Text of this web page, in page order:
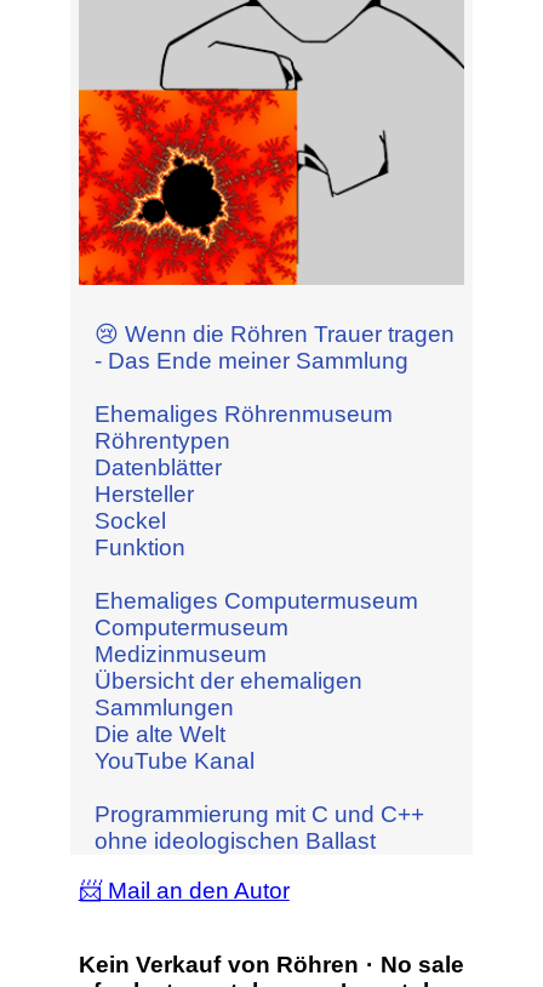
😢 Wenn die Röhren Trauer tragen
- Das Ende meiner Sammlung
Ehemaliges Röhrenmuseum
Röhrentypen
Datenblätter
Hersteller
Sockel
Funktion
Ehemaliges Computermuseum
Computermuseum
Medizinmuseum
Übersicht der ehemaligen
Sammlungen
Die alte Welt
YouTube Kanal
Programmierung mit C und C++
ohne ideologischen Ballast
📨 Mail an den Autor
Kein Verkauf von Röhren · No sale